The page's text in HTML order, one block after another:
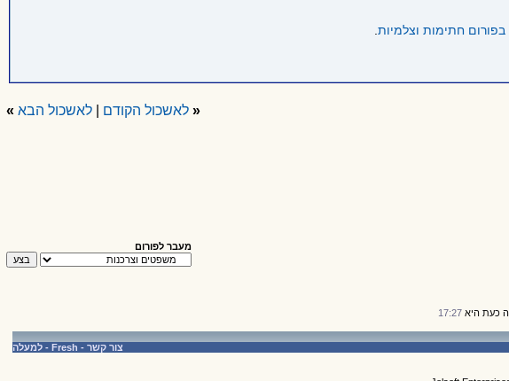
בפורום חתימות וצלמיות.
« לאשכול הקודם |לאשכול הבא »
מעבר לפורום
17:27
צור קשר -
Fresh
- למעלה